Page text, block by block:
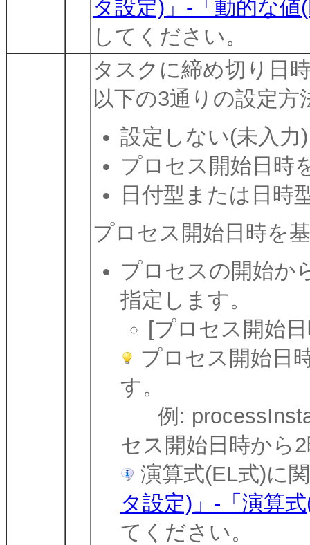
タ設定)」-「動的な
してください。
タスクに締め切り日
以下の3通りの設定方
設定しない(未入力)
プロセス開始日時
日付型または日時
プロセス開始日時を
プロセスの開始か
指定します。
[プロセス開始
プロセス開始日
す。
例:
セス開始日時から
演算式(EL式)に
タ設定)」-「演算
てください。